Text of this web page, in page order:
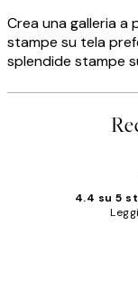
Crea una galleria
stampe su tela
splendide stampe
4.4 su 5